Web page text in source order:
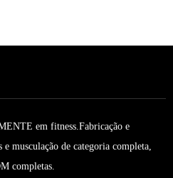
em fitness.Fabricação e
musculação de categoria completa,
completas.